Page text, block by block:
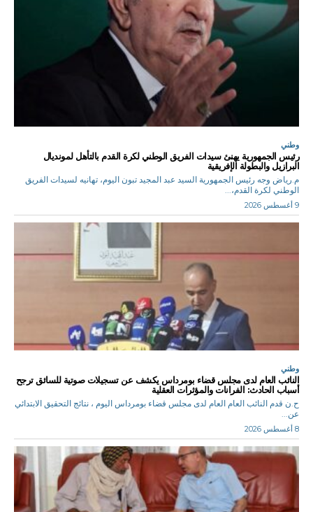
وطني
رئيس الجمهورية يهنئ سيدات الفريق الوطني لكرة القدم بالتأهل لمونديال
البرازيل والبطولة الإفريقية
م.رياض وجه رئيس الجمهورية السيد عبد المجيد تبون اليوم، تهانيه لسيدات الفريق
الوطني لكرة القدم،...
9 أغسطس 2026
وطني
النائب العام لدى مجلس قضاء بومرداس يكشف عن تسجيلات صوتية للسائق ترجح
أسباب الحادث: الفرانات والمؤثرات العقلية
ح.ن قدم النائب العام العام لدى مجلس قضاء بومرداس اليوم ، نتائج التحقيق الابتدائي
عن...
8 أغسطس 2026